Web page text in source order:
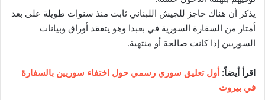
يذكر أن هناك حاجز للجيش اللبناني ثابت منذ سنوات طويلة على بعد
أمتار من السفارة السورية في بعبدا وهو يتفقد أوراق وبيانات
السوريين إذا كانت صالحة أو منتهية.
اقرأ أيضاً: أول تعليق سوري رسمي حول اختفاء سوريين بالسفارة
في بيروت